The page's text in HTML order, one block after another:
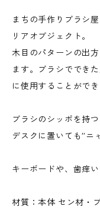
まちの手作りブラシ
リアオブジェクト。
木目のパターンの出
ます。ブラシででき
に使用することができ
ブラシのシッポを持
デスクに置いても”ニ
キーボードや、歯痒
材質：本体 セン材・